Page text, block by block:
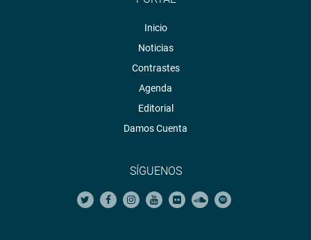
Inicio
Noticias
Contrastes
Agenda
Editorial
Damos Cuenta
SÍGUENOS